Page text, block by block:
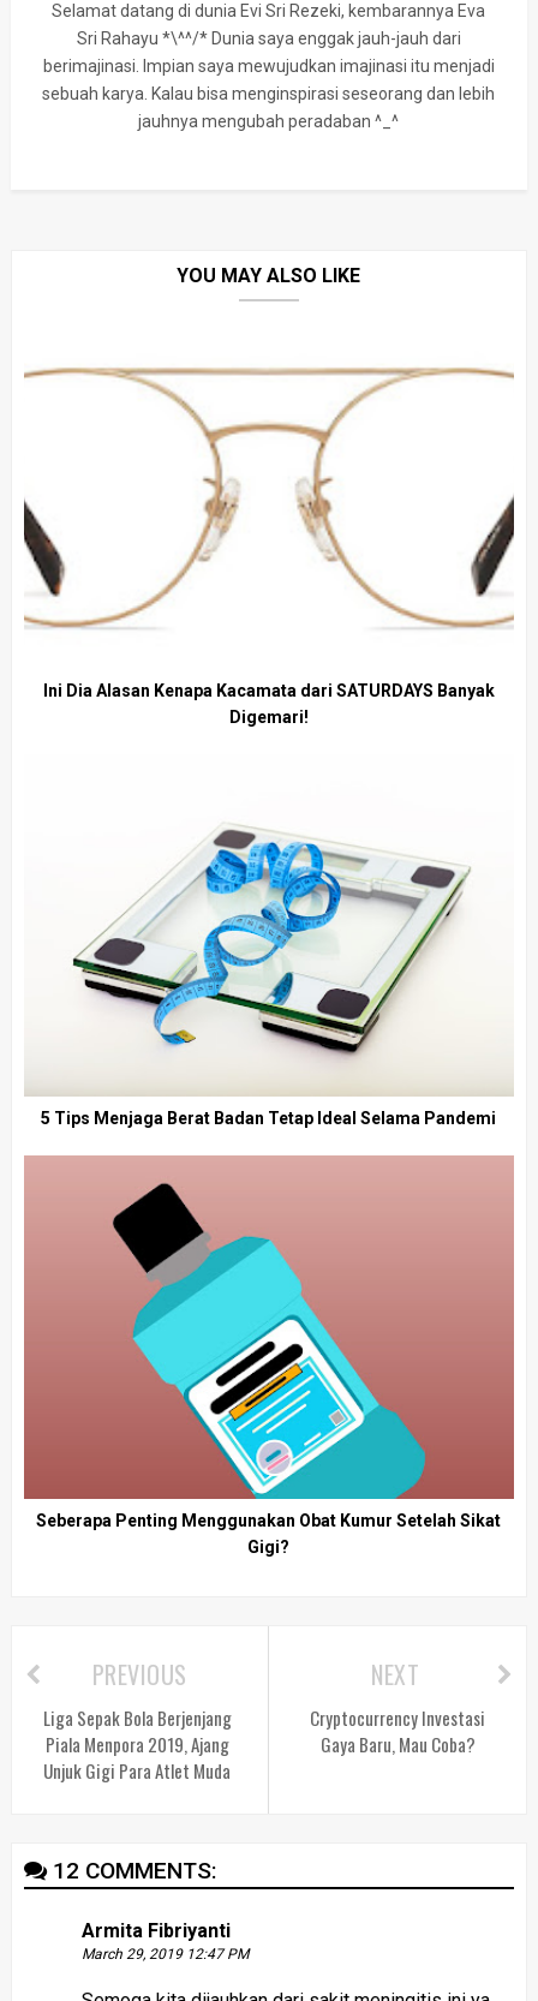
Selamat datang di dunia Evi Sri Rezeki, kembarannya Eva
Sri Rahayu *\^^/* Dunia saya enggak jauh-jauh dari
berimajinasi. Impian saya mewujudkan imajinasi itu menjadi
sebuah karya. Kalau bisa menginspirasi seseorang dan lebih
jauhnya mengubah peradaban ^_^
YOU MAY ALSO LIKE
Ini Dia Alasan Kenapa Kacamata dari SATURDAYS Banyak
Digemari!
5 Tips Menjaga Berat Badan Tetap Ideal Selama Pandemi
Seberapa Penting Menggunakan Obat Kumur Setelah Sikat
Gigi?
NEXT
Cryptocurrency Investasi
Gaya Baru, Mau Coba?
PREVIOUS
Liga Sepak Bola Berjenjang
Piala Menpora 2019, Ajang
Unjuk Gigi Para Atlet Muda
12 COMMENTS:
Armita Fibriyanti
March 29, 2019 12:47 PM